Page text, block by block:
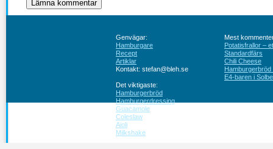
Genvägar:
Hamburgare
Recept
Artiklar
Kontakt: stefan@bleh.se
Mest
Potatisfrallor –
Standardfärs
Chili Cheese
E4-baren i
Det viktigaste:
Hamburgerbröd
Hamburgerdressing
Guacamole
Coleslaw
Aioli
Milkshake